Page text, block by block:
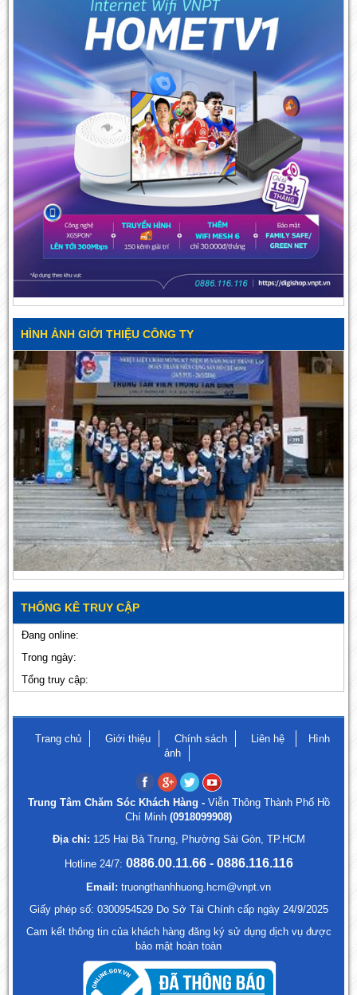
HÌNH ẢNH GIỚI THIỆU CÔNG TY
THỐNG KÊ TRUY CẬP
Đang online:
Trong ngày:
Tổng truy cập:
Trang chủ Giới thiệu Chính sách Liên hệ
Hình
ảnh
Trung Tâm Chăm Sóc Khách Hàng - Viễn Thông Thành Phố Hồ
Chí Minh (0918099908)
Địa chỉ: 125 Hai Bà Trưng, Phường Sài Gòn, TP.HCM
Hotline 24/7: 0886.00.11.66 - 0886.116.116
Email: truongthanhhuong.hcm@vnpt.vn
Giấy phép số: 0300954529 Do Sở Tài Chính cấp ngày 24/9/2025
Cam kết thông tin của khách hàng đăng ký sử dụng dịch vụ được
bảo mật hoàn toàn